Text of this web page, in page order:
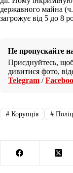
державного майна
загрожує від 5 до 8
Не пропускайте
Приєднуйтесь,
дивитися фото,
Telegram /
#Корупція #